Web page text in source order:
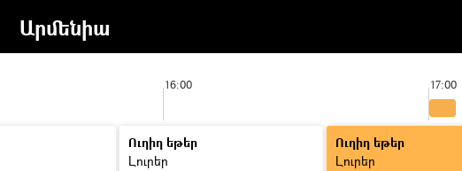
Արմենիա
16:00 17:00
Ուղիղ եթեր
Լուրեր
Ուղիղ եթեր
Լուրեր